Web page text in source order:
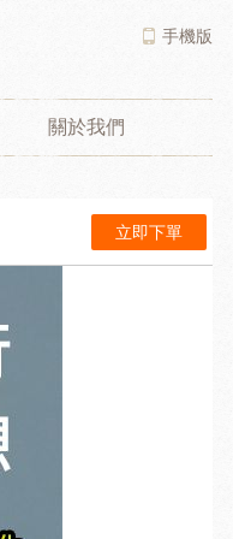
手機版
關於我們
立即下單